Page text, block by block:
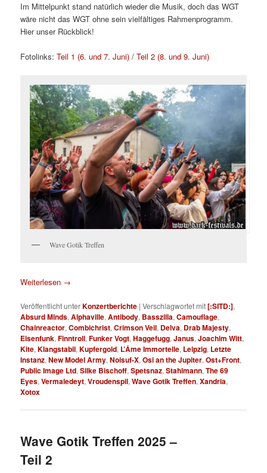
Im Mittelpunkt stand natürlich wieder die Musik, doch das WGT
wäre nicht das WGT ohne sein vielfältiges Rahmenprogramm.
Hier unser Rückblick!
Fotolinks:Teil 1 (6. und 7. Juni) /Teil 2 (8. und 9. Juni)
Wave Gotik Treffen
Weiterlesen →
Veröffentlicht unterKonzertberichte |Verschlagwortet mit[:SITD:],
Absurd Minds,Alphaville,Antibody, Basszilla,Camouflage,
Chainreactor,Combichrist,Crimson Veil, Delva, Drab Majesty,
Eisenfunk,Finntroll,Funker Vogt,Haggefugg,Janus,Joachim Witt,
Kite,Klangstabil,Kupfergold, L’Âme Immortelle, Leipzig, Letzte
Instanz,New Model Army,Noisuf-X,Osi an the Jupiter,Ost+Front,
Public Image Ltd,Silke Bischoff,Spetsnaz,Stahlmann,The 69
Eyes,Vermaledeyt,Vroudenspil,Wave Gotik Treffen,Xandria,
Xotox
Wave Gotik Treffen 2025 –
Teil 2